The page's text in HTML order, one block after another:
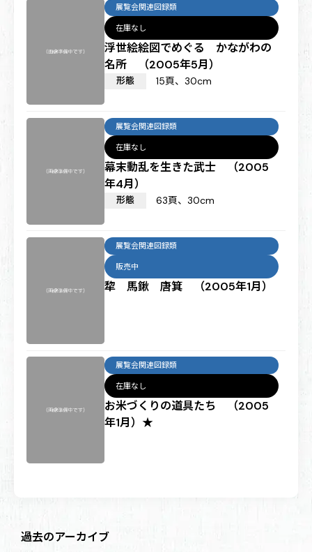
浮世絵絵図でめぐる かながわの
名所 （2005年5月）
展覧会関連図録類
在庫なし
形態 15頁、30cm
幕末動乱を生きた武士 （2005
年4月）
展覧会関連図録類
在庫なし
形態 63頁、30cm
犂 馬鍬 唐箕 （2005年1月）
展覧会関連図録類
販売中
お米づくりの道具たち （2005
年1月）★
展覧会関連図録類
在庫なし
過去のアーカイブ